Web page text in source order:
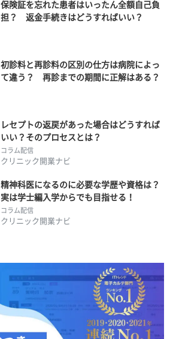
保険証を忘れた患者はいったん全額自己負
担？ 返金手続きはどうすればいい？
初診料と再診料の区別の仕方は病院によっ
て違う？ 再診までの期間に正解はある？
レセプトの返戻があった場合はどうすれば
いい？そのプロセスとは？
コラム配信
クリニック開業ナビ
精神科医になるのに必要な学歴や資格は？
実は学士編入学からでも目指せる！
コラム配信
クリニック開業ナビ